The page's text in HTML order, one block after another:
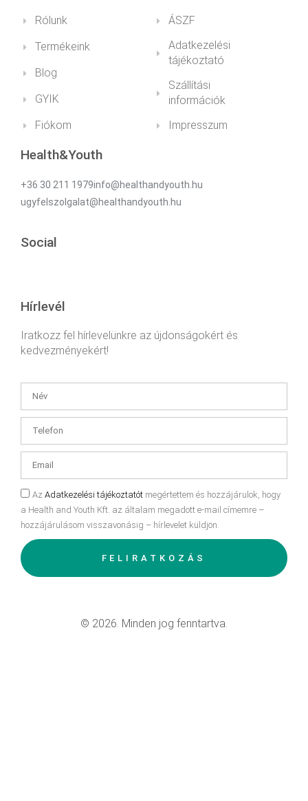
Rólunk
Termékeink
Blog
GYIK
Fiókom
ÁSZF
Adatkezelési
tájékoztató
Szállítási
információk
Impresszum
Health&Youth
+36 30 211 1979info@healthandyouth.hu
ugyfelszolgalat@healthandyouth.hu
Social
Hírlevél
Iratkozz fel hírlevelünkre az újdonságokért és
kedvezményekért!
Az Adatkezelési tájékoztatót megértettem és hozzájárulok, hogy
a Health and Youth Kft. az általam megadott e-mail címemre –
hozzájárulásom visszavonásig – hírlevelet küldjön.
FELIRATKOZÁS
© 2026. Minden jog fenntartva.